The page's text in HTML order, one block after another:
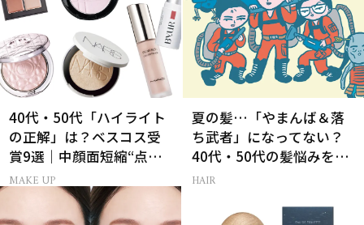
40代・50代「ハイライト
の正解」は？ベスコス受
賞9選｜中顔面短縮“点置
き”メイク法も
MAKE UP
夏の髪…「やまんば＆落
ち武者」になってない？
40代・50代の髪悩みをレ
スキューする裏ワザ
HAIR